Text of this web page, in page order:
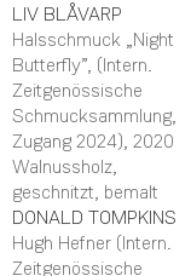
LIV BLÅVARP
Halsschmuck „Night
Butterfly”, (Intern.
Zeitgenössische
Schmucksammlung,
Zugang 2024), 2020
Walnussholz,
geschnitzt, bemalt
DONALD TOMPKINS
Hugh Hefner (Intern.
Zeitgenössische